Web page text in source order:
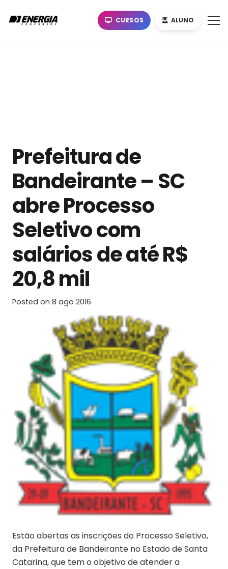
CURSOS ALUNO
Prefeitura de
Bandeirante – SC
abre Processo
Seletivo com
salários de até R$
20,8 mil
Posted on 8 ago 2016
Estão abertas as inscrições do Processo Seletivo,
da Prefeitura de Bandeirante no Estado de Santa
Catarina, que tem o objetivo de atender a